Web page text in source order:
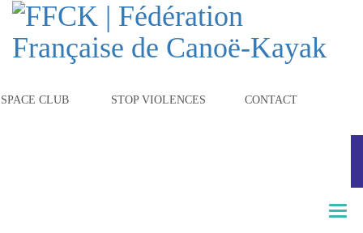
CLUB STOP VIOLENCES CONTACT
T